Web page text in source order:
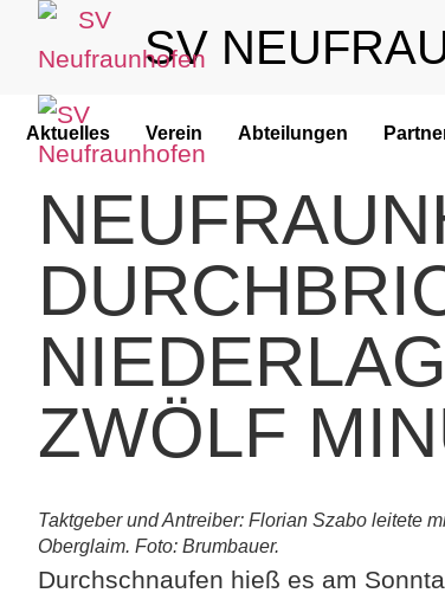
SV
Aktuelles Verein Abteilungen
ZWÖLF
Taktgeber und Antreiber: Florian Szabo leitete
Oberglaim. Foto: Brumbauer.
Durchschnaufen hieß es am